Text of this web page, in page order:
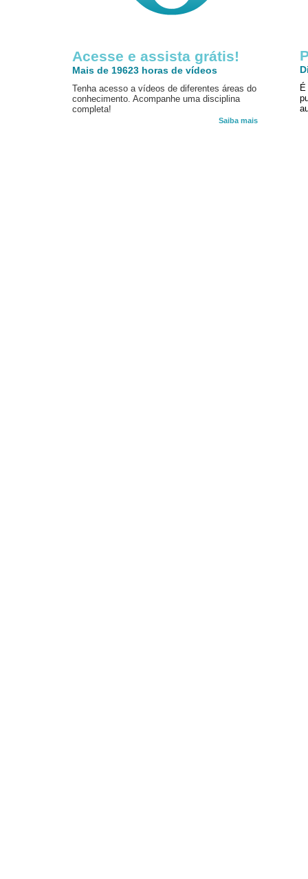
Acesse e assista grátis!
Mais de 19623 horas de vídeos
Tenha acesso a vídeos de diferentes áreas do
conhecimento. Acompanhe uma disciplina
completa!
Saiba mais